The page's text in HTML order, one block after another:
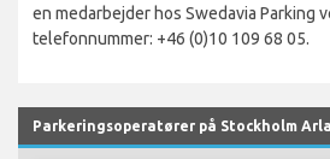
en medarbejder hos Swedavia Parking
telefonnummer: +46 (0)10 109 68 05.
Parkeringsoperatører på Stockholm